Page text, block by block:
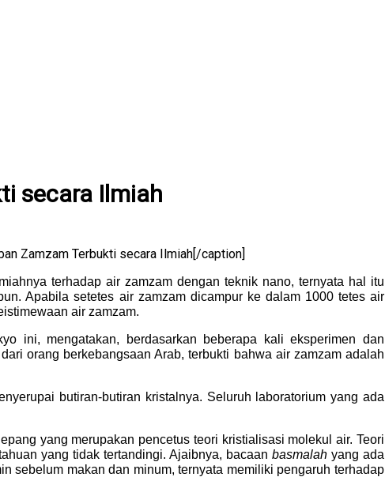
secara Ilmiah
Zamzam Terbukti secara Ilmiah[/caption]
terhadap air zamzam dengan teknik nano, ternyata hal itu
Apabila setetes air zamzam dicampur ke dalam 1000 tetes air
air zamzam.
ini, mengatakan, berdasarkan beberapa kali eksperimen dan
orang berkebangsaan Arab, terbukti bahwa air zamzam adalah
butiran-butiran kristalnya. Seluruh laboratorium yang ada
yang merupakan pencetus teori kristialisasi molekul air. Teori
yang tidak tertandingi. Ajaibnya, bacaan basmalah yang ada
sebelum makan dan minum, ternyata memiliki pengaruh terhadap